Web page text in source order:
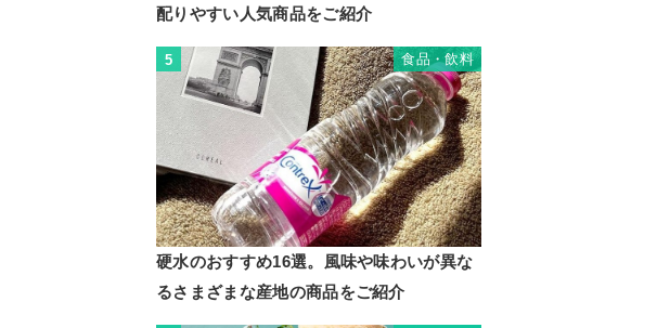
配りやすい人気商品をご紹介
5 食品・飲料
硬水のおすすめ16選。風味や味わいが異な
るさまざまな産地の商品をご紹介